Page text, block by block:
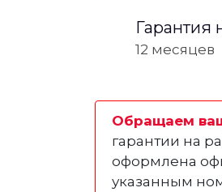
Гарантия
12 месяцев
Обращаем
гарантии на
оформлена
указанным